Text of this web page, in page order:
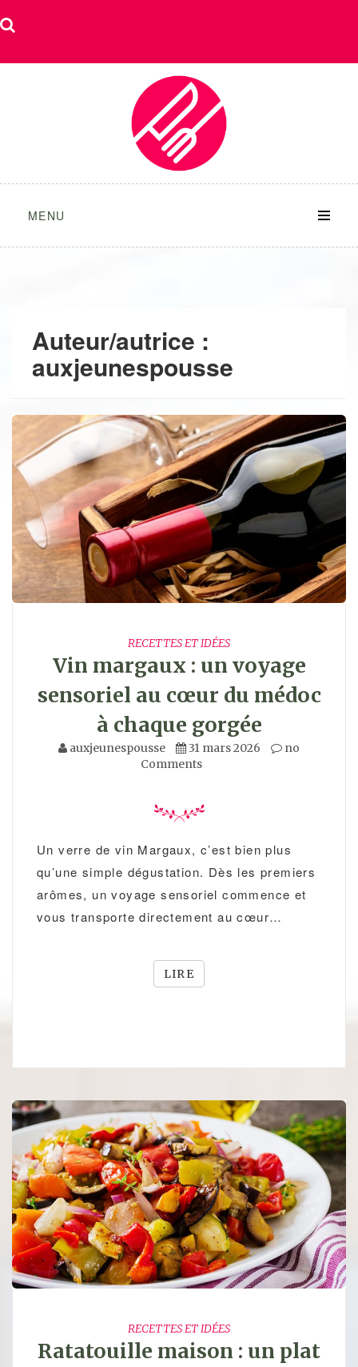
to
MENU
Auteur/autrice :
auxjeunespousse
RECETTES ET IDÉES
Vin margaux : un voyage
sensoriel au cœur du médoc
à chaque gorgée
auxjeunespousse 31 mars 2026
no
Comments
Un verre de vin Margaux, c’est bien plus
qu’une simple dégustation. Dès les premiers
arômes, un voyage sensoriel commence et
vous transporte directement au cœur…
LIRE
RECETTES ET IDÉES
Ratatouille maison : un plat